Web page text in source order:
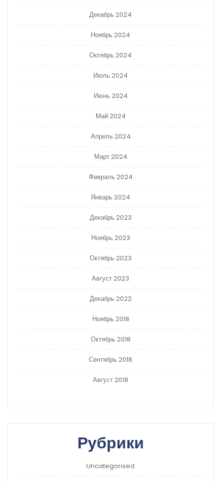
Декабрь 2024
Ноябрь 2024
Октябрь 2024
Июль 2024
Июнь 2024
Май 2024
Апрель 2024
Март 2024
Февраль 2024
Январь 2024
Декабрь 2023
Ноябрь 2023
Октябрь 2023
Август 2023
Декабрь 2022
Ноябрь 2018
Октябрь 2018
Сентябрь 2018
Август 2018
Рубрики
Uncategorised